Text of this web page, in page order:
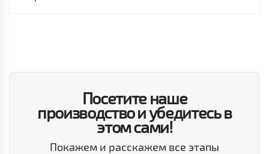
Посетите наше
производство и убедитесь в
этом сами!
Покажем и расскажем все этапы